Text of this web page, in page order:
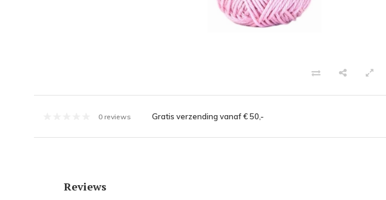
0 reviews Gratis verzending vanaf € 50,-
Reviews